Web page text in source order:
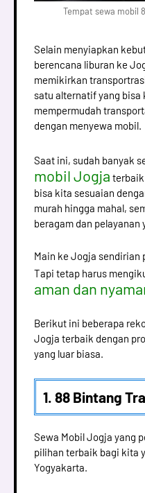
Tempat sewa mobil
Selain menyiapkan
berencana liburan ke
memikirkan
satu alternatif yang
mempermudah
dengan menyewa mobil.
Saat ini, sudah banyak
mobil Jogja terbaik
bisa kita sesuaian
murah hingga mahal,
beragam dan pelayanan
Main ke Jogja sendirian
Tapi tetap harus
aman dan
Berikut ini beberapa
Jogja terbaik dengan
yang luar biasa.
1. 88 Bintang
Sewa Mobil Jogja yang
pilihan terbaik bagi kita
Yogyakarta.